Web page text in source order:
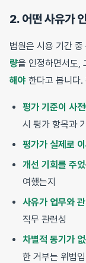
2. 어떤 사유가
법원은 시용 기간
량을 인정하면서도,
해야 한다고 봅니다.
평가 기준이 사
시 평가 항목과
평가가 실제로
개선 기회를 주
여했는지
사유가 업무와
직무 관련성
차별적 동기가
한 거부는 위법